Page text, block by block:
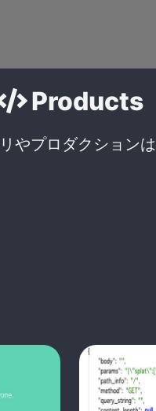
Products
やプロダクションは